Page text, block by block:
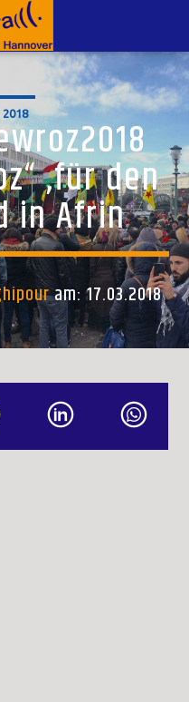
2018
,für den
in Afrin
am: 17.03.2018